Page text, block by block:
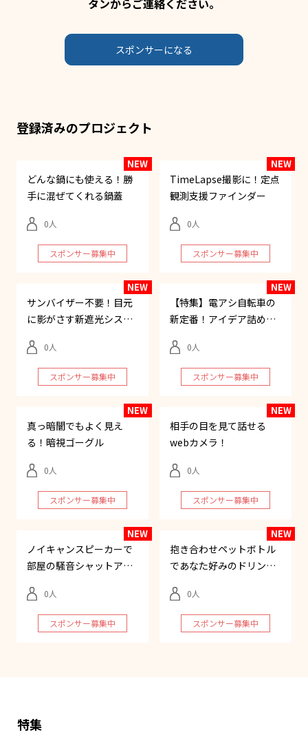
スポンサーになる
登録済みのプロジェクト
どんな鍋にも使える！勝
手に混ぜてくれる鍋蓋
0
スポンサー募集中
TimeLapse撮影に！定点
観測支援ファインダー
0
スポンサー募集中
サンバイザー不要！目元
に影がさす新遮光システ
0
スポンサー募集中
【特集】電アシ自転車の
新定番！アイデア詰め込
0
スポンサー募集中
真っ暗闇でもよく見え
る！暗視ゴーグル
0
スポンサー募集中
相手の目を見て話せる
webカメラ！
0
スポンサー募集中
ノイキャンスピーカーで
部屋の騒音シャットアウ
0
スポンサー募集中
抱き合わせペットボトル
であなた好みのドリンク
0
スポンサー募集中
特集